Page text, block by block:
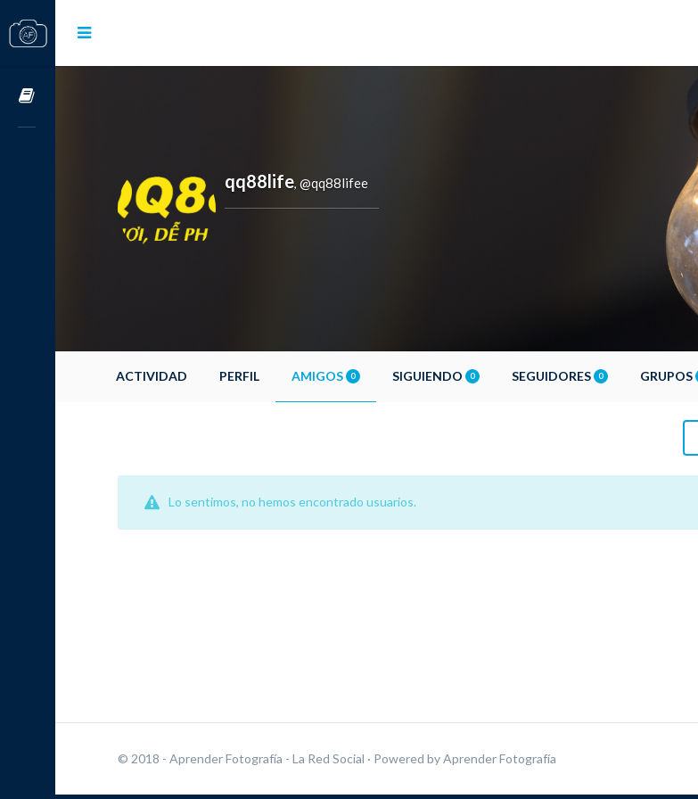
qq88life, @qq88lifee
ACTIVIDAD PERFIL AMIGOS 0 SIGUIENDO 0 SEGUIDORES 0 GRUPOS
Lo sentimos, no hemos encontrado usuarios.
© 2018 - Aprender Fotografía - La Red Social · Powered byAprender Fotografía